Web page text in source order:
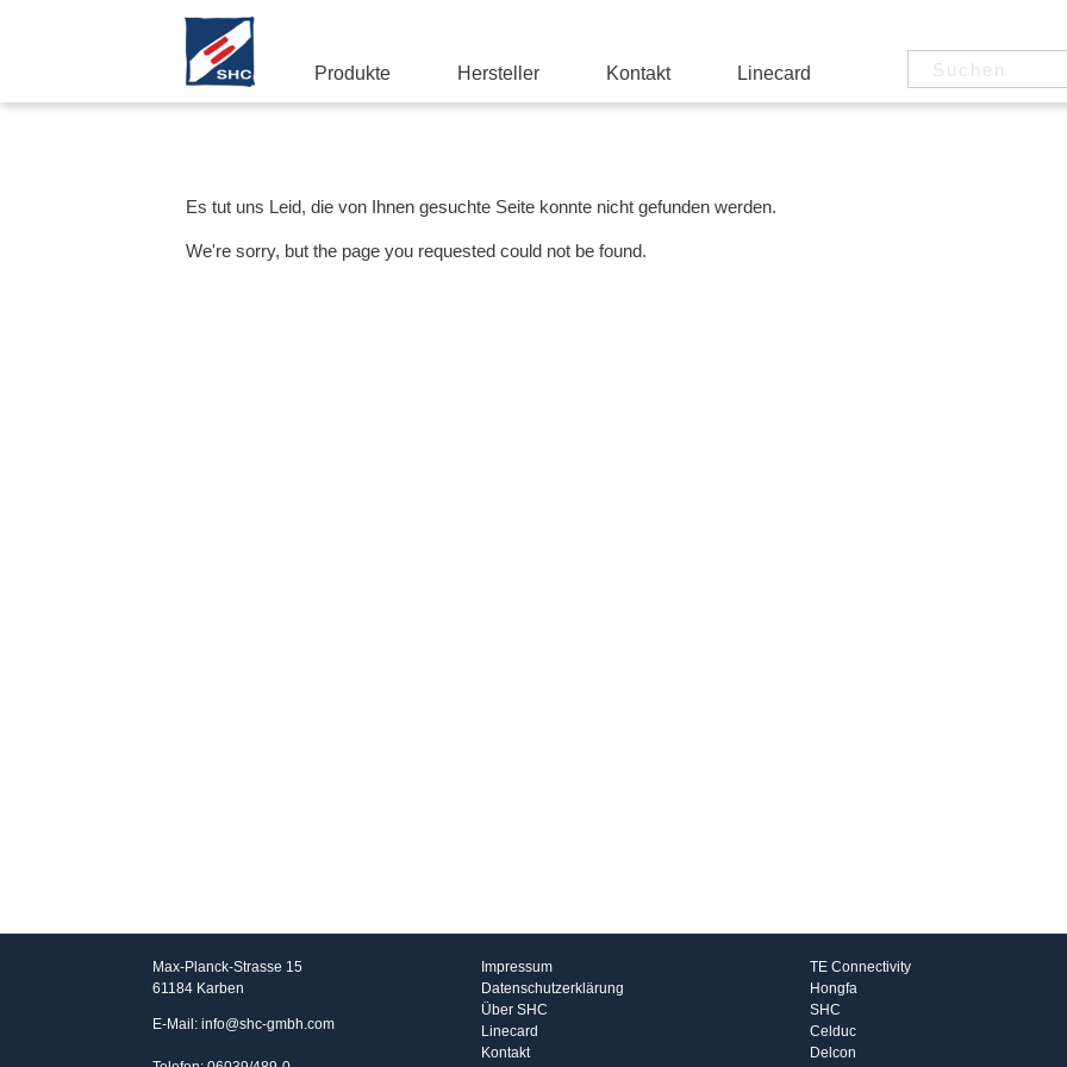
Produkte Hersteller Kontakt Linecard
Es tut uns Leid, die von Ihnen gesuchte Seite konnte nicht gefunden werden.
We're sorry, but the page you requested could not be found.
Max-Planck-Strasse 15
61184 Karben
E-Mail: info@shc-gmbh.com
Impressum
Datenschutzerklärung
Über SHC
Linecard
Kontakt
TE Connectivity
Hongfa
SHC
Celduc
Delcon